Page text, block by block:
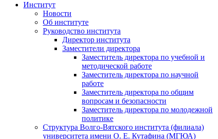
Институт
Новости
Об институте
Руководство института
Директор института
Заместители директора
Заместитель директора по учебной и
методической работе
Заместитель директора по научной
работе
Заместитель директора по общим
вопросам и безопасности
Заместитель директора по молодежной
политике
Структура Волго-Вятского института (филиала)
университета имени О. Е. Кутафина (МГЮА)